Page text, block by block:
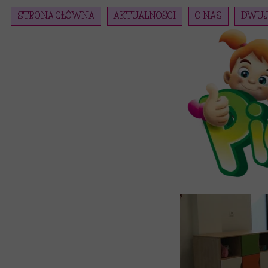
STRONA GŁÓWNA AKTUALNOŚCI O NAS